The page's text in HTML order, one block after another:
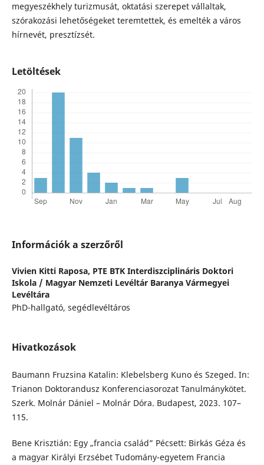
megyeszékhely turizmusát, oktatási szerepet vállaltak,
szórakozási lehetőségeket teremtettek, és emelték a város
hírnevét, presztízsét.
Letöltések
Információk a szerzőről
Vivien Kitti Raposa, PTE BTK Interdiszciplináris Doktori
Iskola / Magyar Nemzeti Levéltár Baranya Vármegyei
Levéltára
PhD-hallgató, segédlevéltáros
Hivatkozások
Baumann Fruzsina Katalin: Klebelsberg Kuno és Szeged. In:
Trianon Doktorandusz Konferenciasorozat Tanulmánykötet.
Szerk. Molnár Dániel – Molnár Dóra. Budapest, 2023. 107–
115.
Bene Krisztián: Egy „francia család” Pécsett: Birkás Géza és
a magyar Királyi Erzsébet Tudomány-egyetem Francia